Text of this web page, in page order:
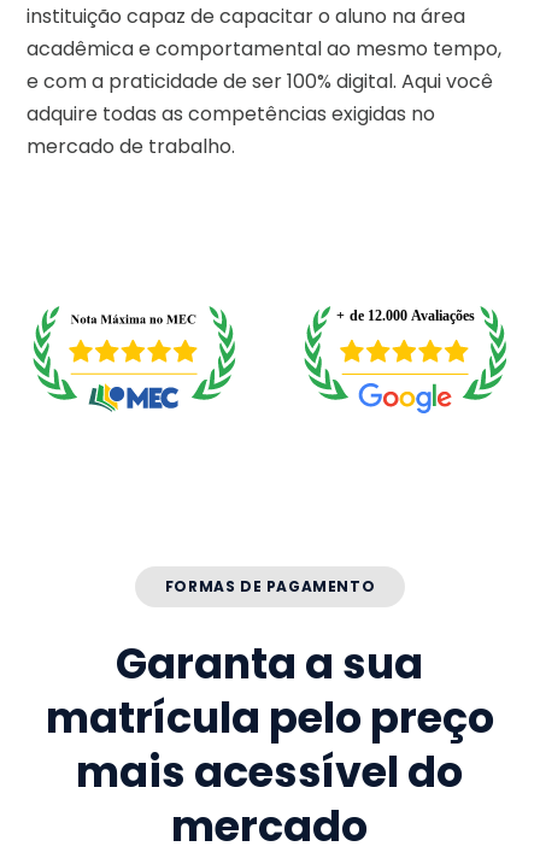
instituição capaz de capacitar o aluno na área
acadêmica e comportamental ao mesmo tempo,
e com a praticidade de ser 100% digital. Aqui você
adquire todas as competências exigidas no
mercado de trabalho.
FORMAS DE PAGAMENTO
Garanta a sua
matrícula pelo preço
mais acessível do
mercado